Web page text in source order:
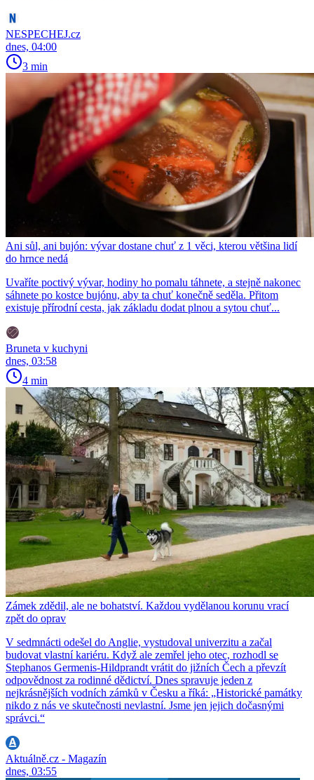
NESPECHEJ.cz
dnes, 04:00
3 min
Ani sůl, ani bujón: vývar dostane chuť z 1 věci, kterou většina lidí
do hrnce nedá
Uvaříte poctivý vývar, hodiny ho pomalu táhnete, a stejně nakonec
sáhnete po kostce bujónu, aby ta chuť konečně seděla. Přitom
existuje přírodní cesta, jak základu dodat plnou a sytou chuť...
Bruneta v kuchyni
dnes, 03:58
4 min
Zámek zdědil, ale ne bohatství. Každou vydělanou korunu vrací
zpět do oprav
V sedmnácti odešel do Anglie, vystudoval univerzitu a začal
budovat vlastní kariéru. Když ale zemřel jeho otec, rozhodl se
Stephanos Germenis-Hildprandt vrátit do jižních Čech a převzít
odpovědnost za rodinné dědictví. Dnes spravuje jeden z
nejkrásnějších vodních zámků v Česku a říká: „Historické památky
nikdo z nás ve skutečnosti nevlastní. Jsme jen jejich dočasnými
správci.“
Aktuálně.cz - Magazín
dnes, 03:55